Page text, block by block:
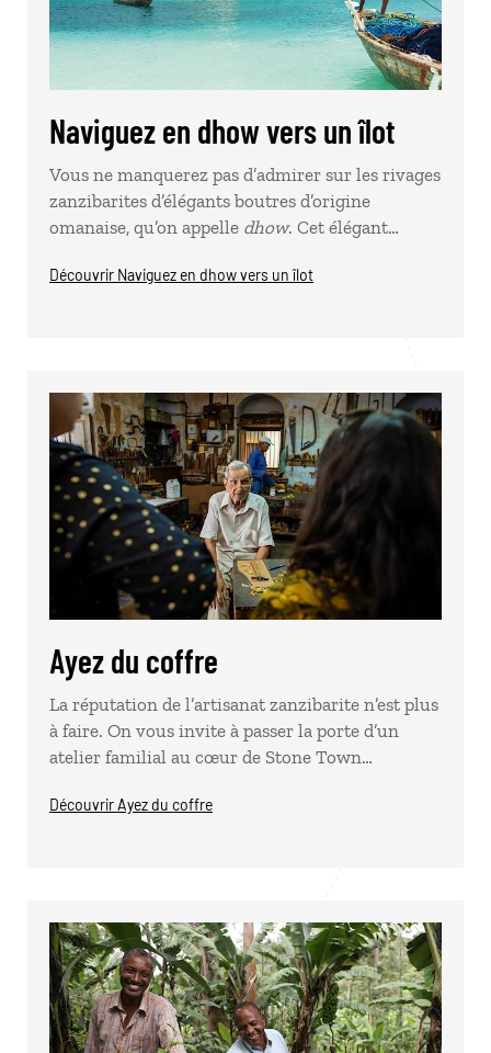
Naviguez en dhow vers un îlot
Vous ne manquerez pas d’admirer sur les rivages
zanzibarites d’élégants boutres d’origine
omanaise, qu’on appelle dhow. Cet élégant…
Découvrir Naviguez en dhow vers un îlot
Ayez du coffre
La réputation de l’artisanat zanzibarite n’est plus
à faire. On vous invite à passer la porte d’un
atelier familial au cœur de Stone Town…
Découvrir Ayez du coffre